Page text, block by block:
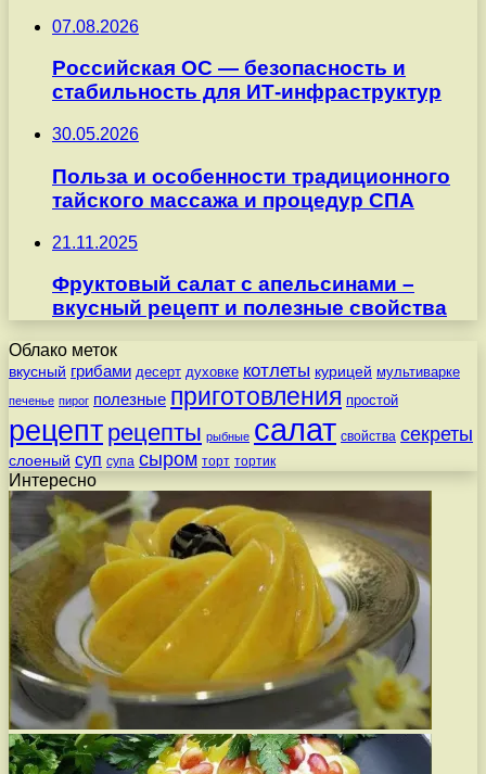
07.08.2026
Российская ОС — безопасность и
стабильность для ИТ-инфраструктур
30.05.2026
Польза и особенности традиционного
тайского массажа и процедур СПА
21.11.2025
Фруктовый салат с апельсинами –
вкусный рецепт и полезные свойства
Облако меток
вкусный грибами десерт духовке котлеты курицей мультиварке
печенье пирог полезные приготовления простой
рецепт рецепты рыбные салат свойства секреты
слоеный суп супа сыром торт тортик
Интересно